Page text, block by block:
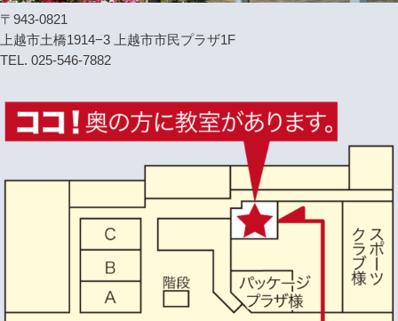
〒943-0821
上越市土橋1914−3 上越市市民プラザ1F
TEL. 025-546-7882